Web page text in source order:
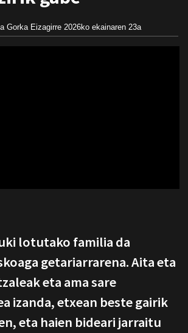
Gorka Eizagirre 2026ko ekainaren 23a
lotutako familia da
getariarrarena. Aita eta
eta ama sare
izanda, etxean beste gairik
eta haien bideari jarraitu